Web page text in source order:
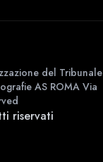
del Tribunale
AS ROMA Via
riservati